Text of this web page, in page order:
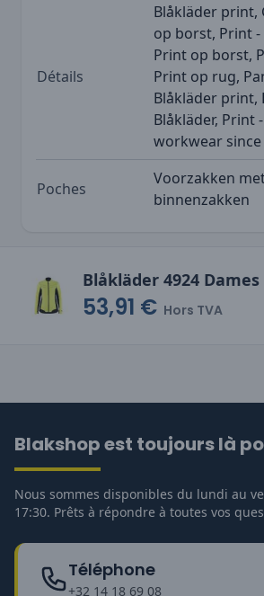
Détails
Blåkläder print,
op borst, Print -
Print op borst,
Print op rug,
Blåkläder print,
Blåkläder, Print -
workwear since
Poches
Voorzakken
binnenzakken
53,91 € Hors TVA
Blakshop est toujours là
Nous sommes disponibles du lundi au
17:30. Prêts à répondre à toutes vos
Téléphone
+32 14 18 69 08